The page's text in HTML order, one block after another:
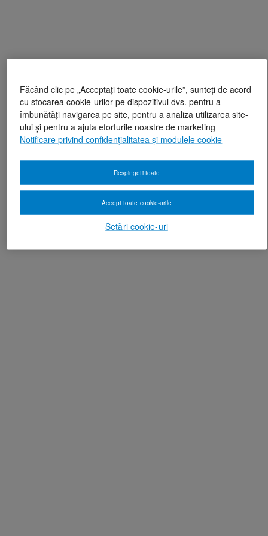
Făcând clic pe „Acceptați toate cookie-urile”, sunteți de acord
cu stocarea cookie-urilor pe dispozitivul dvs. pentru a
îmbunătăți navigarea pe site, pentru a analiza utilizarea site-
ului și pentru a ajuta eforturile noastre de marketing
Notificare privind confidențialitatea și modulele cookie
Setări cookie-uri
Respingeți toate
Accept toate cookie-urile